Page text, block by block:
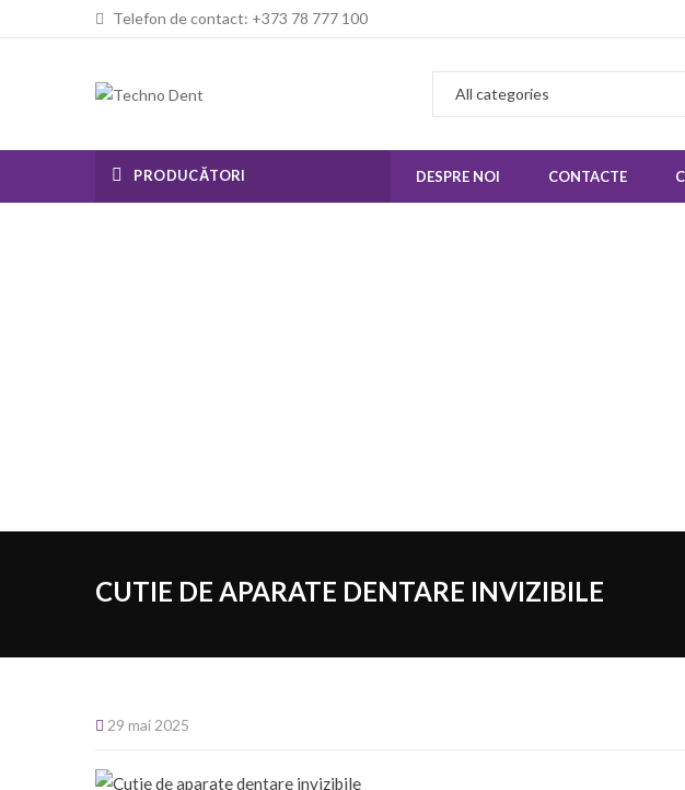
Telefon de contact: +373 78 777 100
PRODUCĂTORI DESPRE NOI CONTACTE
CUTIE DE APARATE DENTARE INVIZIBILE
29 mai 2025